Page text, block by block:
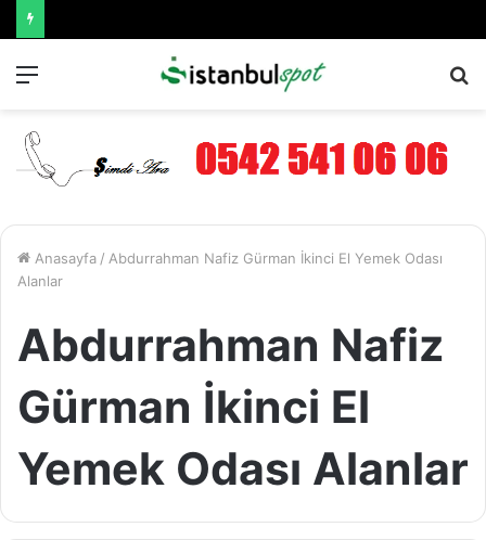
Anasayfa / Abdurrahman Nafiz Gürman İkinci El Yemek Odası
Alanlar
Abdurrahman Nafiz
Gürman İkinci El
Yemek Odası Alanlar